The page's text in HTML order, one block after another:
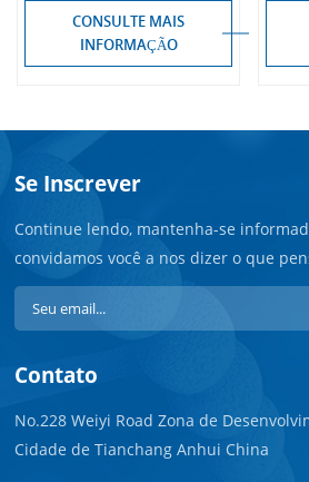
CONSULTE MAIS
INFORMAÇÃO
Se Inscrever
Continue lendo, mantenha-se
convidamos você a nos dizer o que
Contato
No.228 Weiyi Road Zona de
Cidade de Tianchang Anhui China